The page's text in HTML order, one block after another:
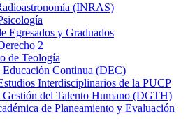
(INRAS)
Egresados y Graduados
2
de Teología
Continua (DEC)
Interdisciplinarios de la PUCP
del Talento Humano (DGTH)
de Planeamiento y Evaluación